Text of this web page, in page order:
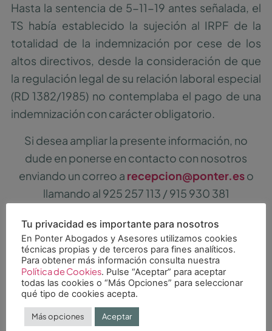
Hasta la sentencia de 5-11-19 antes señalada, el
TS había establecido la sujeción al IRPF de la
totalidad de la indemnización por cese de los
altos directivos, desde la consideración de que
la regulación legal de su relación laboral especial
(RD 1382/1985) no contemplaba el pago de una
indemnización con carácter obligatorio.
Si desea ampliar la presente información, no
dude en ponerse en contacto con nosotros
enviando un correo a recepcion@ponter.eso
llamando al 925 257 113 / 915 930 381
Compártelo en
Otros artículos
Tu privacidad es importante para nosotros
En Ponter Abogados y Asesores utilizamos cookies
técnicas propias y de terceros para fines analíticos.
Para obtener más información consulta nuestra
Política de Cookies. Pulse “Aceptar” para aceptar
todas las cookies o “Más Opciones” para seleccionar
qué tipo de cookies acepta.
Más opciones Aceptar